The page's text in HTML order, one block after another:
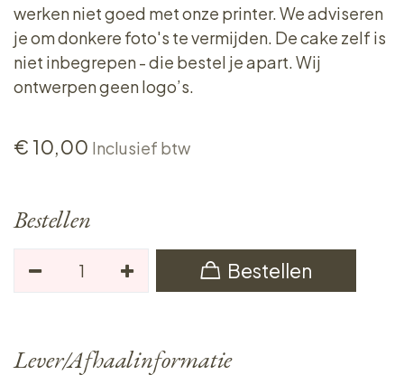
werken niet goed met onze printer. We adviseren
je om donkere foto's te vermijden. De cake zelf is
niet inbegrepen - die bestel je apart. Wij
ontwerpen geen logo’s.
€ 10,00 Inclusief btw
Bestellen
Bestellen
Lever/Afhaalinformatie